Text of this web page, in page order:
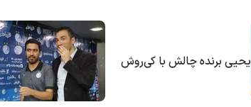
یحیی برنده چالش با کی‌روش